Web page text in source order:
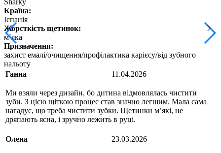
Sharky
Країна:
Іспанія
Жорсткість щетинок:
м`яка
Призначення:
захист емалі/очищення/профілактика карієсу/від зубного
нальоту
Ганна
11.04.2026
Ми взяли через дизайн, бо дитина відмовлялась чистити
зуби. З цією щіткою процес став значно легшим. Мала сама
нагадує, що треба чистити зубки. Щетинки м’які, не
дряпають ясна, і зручно лежить в руці.
Олена 23.03.2026